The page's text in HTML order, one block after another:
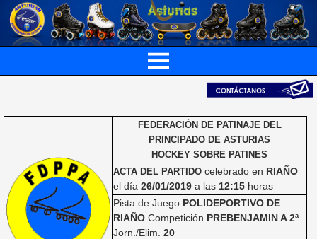
FEDERACIÓN DE PATINAJE DEL
PRINCIPADO DE ASTURIAS
HOCKEY SOBRE PATINES
ACTA DEL PARTIDO celebrado en RIAÑO
el día26/01/2019 a las12:15 horas
Pista de Juego POLIDEPORTIVO DE
RIAÑO Competición PREBENJAMIN A 2ª
Jorn./Elim.20